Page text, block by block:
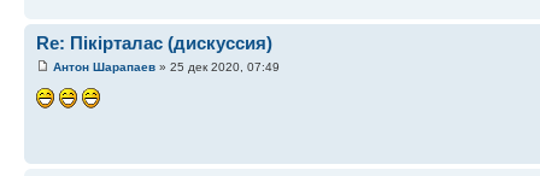
Re: Пікірталас (дискуссия)
Антон Шарапаев » 25 дек 2020, 07:49